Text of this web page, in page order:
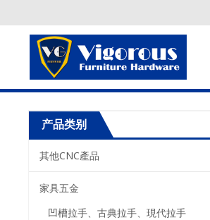
产品类别
其他CNC產品
家具五金
凹槽拉手、古典拉手、現代拉手